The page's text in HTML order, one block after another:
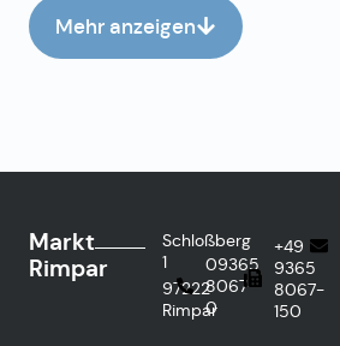
Mehr anzeigen
Markt
Rimpar
Schloßberg
1
97222
Rimpar
09365
8067-
0
+49
9365
8067-
150